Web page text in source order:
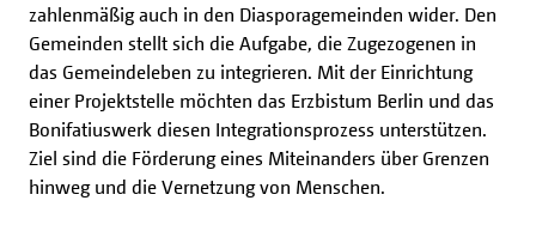
zahlenmäßig auch in den Diasporagemeinden wider. Den
Gemeinden stellt sich die Aufgabe, die Zugezogenen in
das Gemeindeleben zu integrieren. Mit der Einrichtung
einer Projektstelle möchten das Erzbistum Berlin und das
Bonifatiuswerk diesen Integrationsprozess unterstützen.
Ziel sind die Förderung eines Miteinanders über Grenzen
hinweg und die Vernetzung von Menschen.